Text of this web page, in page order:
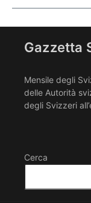
Gazzetta
Mensile degli
delle Autorità
degli Svizzeri
Cerca